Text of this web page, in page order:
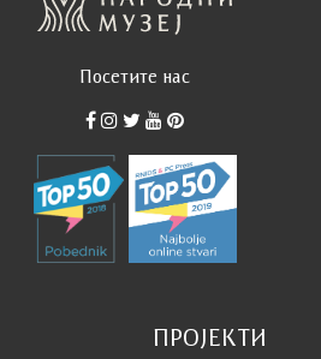
Посетите нас
ПРОЈЕКТИ